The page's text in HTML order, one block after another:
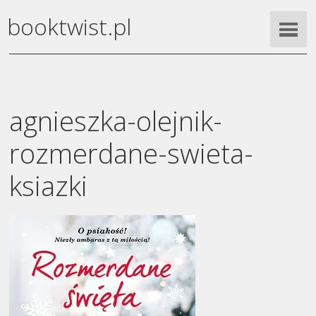
booktwist.pl
agnieszka-olejnik-
rozmerdane-swieta-
ksiazki